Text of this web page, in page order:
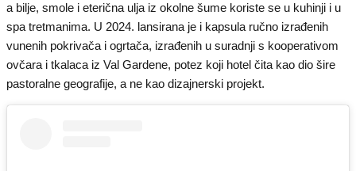
a bilje, smole i eterična ulja iz okolne šume koriste se u kuhinji i u
spa tretmanima. U 2024. lansirana je i kapsula ručno izrađenih
vunenih pokrivača i ogrtača, izrađenih u suradnji s kooperativom
ovčara i tkalaca iz Val Gardene, potez koji hotel čita kao dio šire
pastoralne geografije, a ne kao dizajnerski projekt.